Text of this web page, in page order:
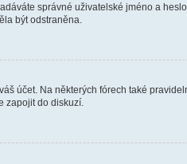
správné uživatelské jméno a
být odstraněna.
účet. Na některých fórech také
zapojit do diskuzí.